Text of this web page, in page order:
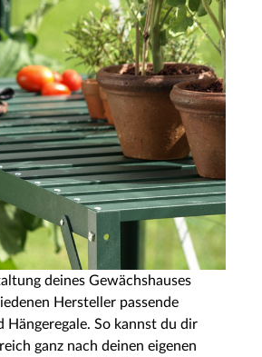
deines Gewächshauses
Hersteller passende
Hängeregale. So kannst du dir
ganz nach deinen eigenen